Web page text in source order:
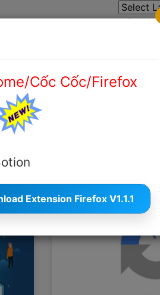
Cốc Cốc/Firefox
Extension Firefox V1.1.1